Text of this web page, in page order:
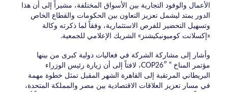
الأعمال والوفود التجارية بين الأسواق المختلفة، مشيراً إلى أن هذا
الدور يمتد ليشمل تعزيز التعاون بين الحكومات والقطاع الخاص
وتسهيل التحضير للفرص الاستثمارية، وفقاً لما ذكرته وكالة
«إكسلانت كوميونيكيشنز» الشريك الإعلامي للجمعية.
وأشار إلى مشاركة الشركة في فعاليات دولية كبرى من بينها
مؤتمر المناخ ” COP26″، لافتاً إلى أن زيارة رئيس الوزراء
البريطاني المرتقبة إلى القاهرة الشهر المقبل تمثل خطوة مهمة
في مسار تعزيز العلاقات الاقتصادية بين مصر والمملكة المتحدة،